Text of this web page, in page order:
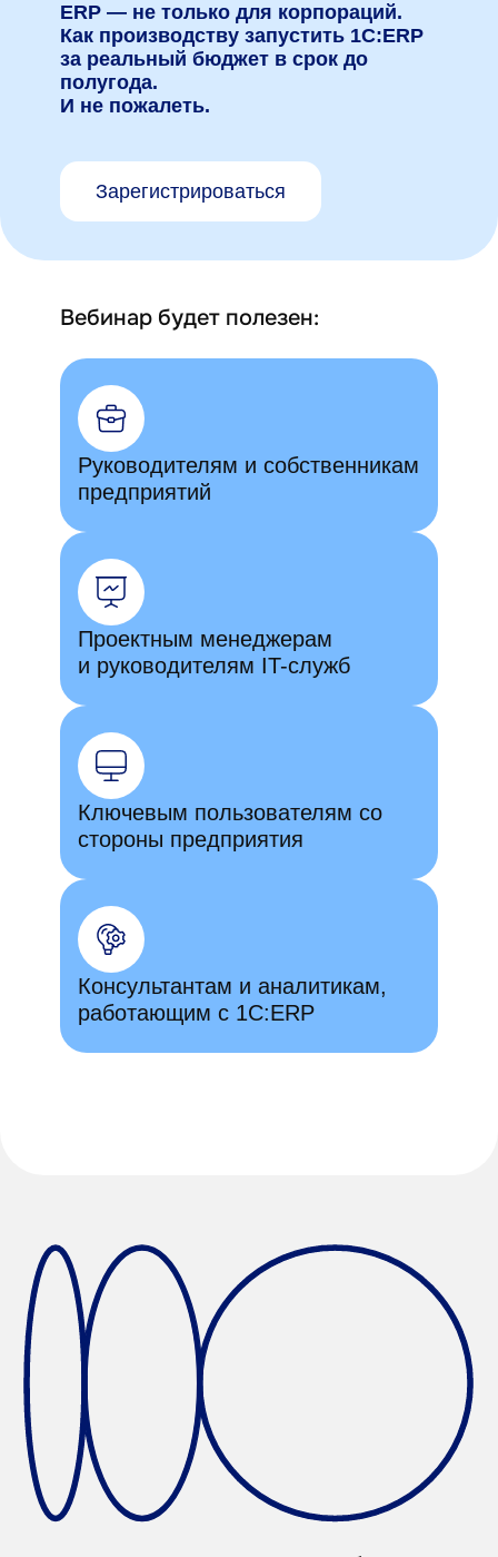
ERP — не только для корпораций.
Как производству запустить 1С:ERP
за реальный бюджет в срок до
полугода.
И не пожалеть.
Зарегистрироваться
Руководителям и собственникам
предприятий
Проектным менеджерам
и руководителям IT-служб
Ключевым пользователям со
стороны предприятия
Консультантам и аналитикам,
работающим с 1С:ERP
Вебинар будет полезен: